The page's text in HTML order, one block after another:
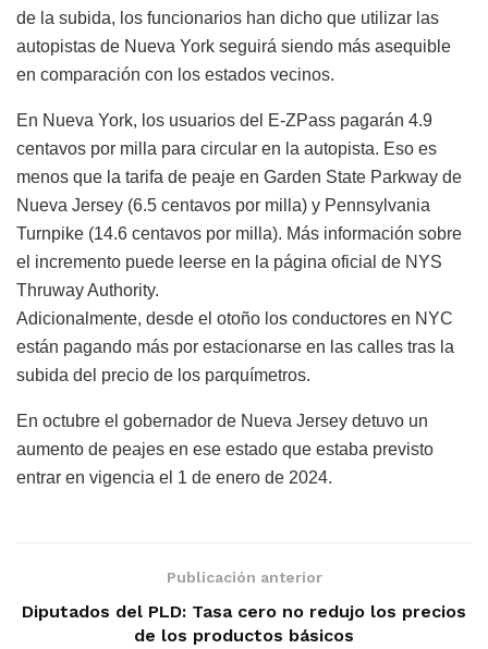
de la subida, los funcionarios han dicho que utilizar las
autopistas de Nueva York seguirá siendo más asequible
en comparación con los estados vecinos.
En Nueva York, los usuarios del E-ZPass pagarán 4.9
centavos por milla para circular en la autopista. Eso es
menos que la tarifa de peaje en Garden State Parkway de
Nueva Jersey (6.5 centavos por milla) y Pennsylvania
Turnpike (14.6 centavos por milla). Más información sobre
el incremento puede leerse en la página oficial de NYS
Thruway Authority.
Adicionalmente, desde el otoño los conductores en NYC
están pagando más por estacionarse en las calles tras la
subida del precio de los parquímetros.
En octubre el gobernador de Nueva Jersey detuvo un
aumento de peajes en ese estado que estaba previsto
entrar en vigencia el 1 de enero de 2024.
Publicación anterior
Diputados del PLD: Tasa cero no redujo los precios
de los productos básicos